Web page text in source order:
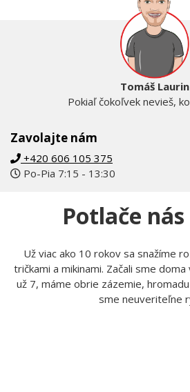
Zavolajte nám
+420 606 105 375
Po-Pia 7:15 - 13:30
Tomáš Laurin
Pokiaľ čokoľvek nevieš,
Potlače
Už viac ako 10 rokov sa snažíme
tričkami a mikinami. Začali sme
už 7, máme obrie zázemie,
sme neuveriteľne